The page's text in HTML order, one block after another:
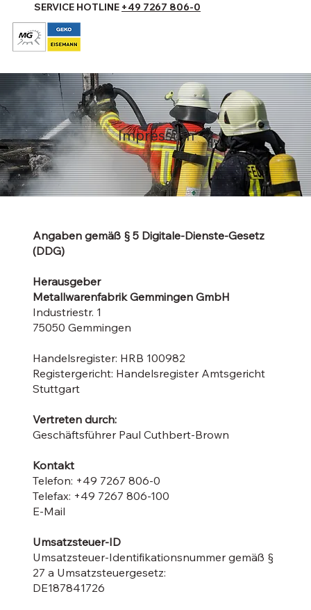
Impressum
SERVICE HOTLINE +49 7267 806-0
Angaben gemäß § 5 Digitale-Dienste-Gesetz
(DDG)
Herausgeber
Metallwarenfabrik Gemmingen GmbH
Industriestr. 1
75050 Gemmingen
Handelsregister: HRB 100982
Registergericht: Handelsregister Amtsgericht
Stuttgart
Vertreten durch:
Geschäftsführer Paul Cuthbert-Brown
Kontakt
Telefon: +49 7267 806-0
Telefax: +49 7267 806-100
E-Mail
Umsatzsteuer-ID
Umsatzsteuer-Identifikationsnummer gemäß §
27 a Umsatzsteuergesetz:
DE187841726